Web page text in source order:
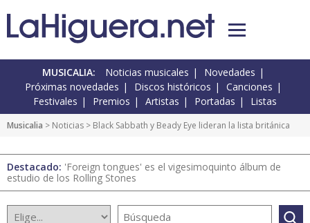
MUSICALIA: Noticias musicales
Novedades
Próximas novedades
Discos históricos
Canciones
Festivales
Premios Artistas Portadas Listas
Musicalia > Noticias > Black Sabbath y Beady Eye lideran la lista británica
Destacado: 'Foreign tongues' es el vigesimoquinto álbum de
estudio de los Rolling Stones